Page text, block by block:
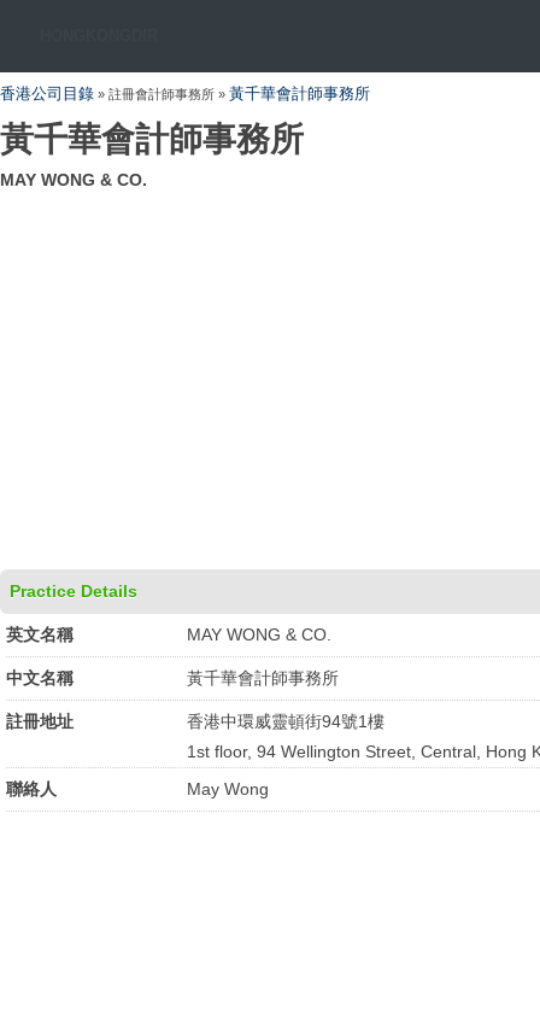
香港公司目錄 » 註冊會計師事務所 » 黃千華會計師事務所
黃千華會計師事務所
MAY WONG & CO.
Practice Details
英文名稱 MAY WONG & CO.
中文名稱 黃千華會計師事務所
註冊地址
香港中環威靈頓街94號1樓
1st floor, 94 Wellington Street, Central, Hong
聯絡人
May Wong